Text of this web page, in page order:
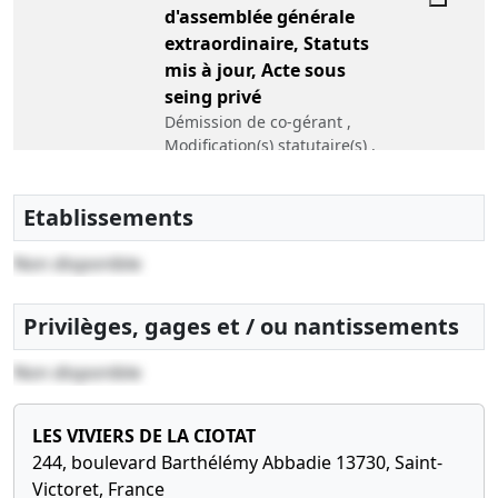
d'assemblée générale
extraordinaire, Statuts
mis à jour, Acte sous
seing privé
Démission de co-gérant ,
Modification(s) statutaire(s) ,
27-11-2017
Procès-verbal
d'assemblée générale
Modification(s) statutaire(s) ,
Changement(s) de gérant(s) ,
10-02-2017
d'assemblée générale
extraordinaire, Statuts
mis à jour
Etablissements
Non disponible
Privilèges, gages et / ou nantissements
Non disponible
LES VIVIERS DE LA CIOTAT
244, boulevard Barthélémy Abbadie 13730, Saint-
Victoret, France